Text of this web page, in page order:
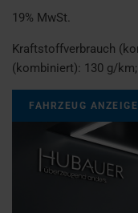
19% MwSt.
Kraftstoffverbrauch
(kombiniert): 130 g/km;
FAHRZEUG